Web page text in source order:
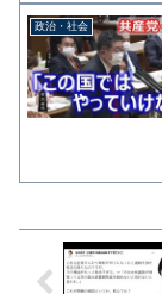
政治・社会